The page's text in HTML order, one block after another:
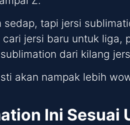
tapi jersi
jersi baru untuk liga,
dari kilang
akan nampak lebih
Ini Sesuai